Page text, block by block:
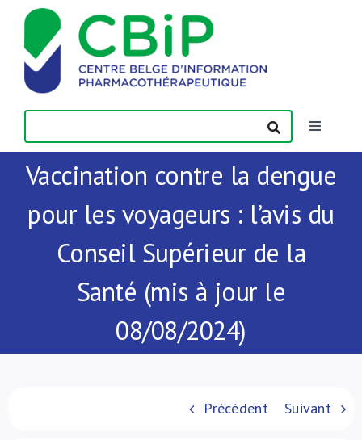
Passer
contenu
Toggle
Actualités
Publications
Vaccination contre la dengue
pour les voyageurs : l’avis du
Conseil Supérieur de la
Santé (mis à jour le
08/08/2024)
Précédent Suivant